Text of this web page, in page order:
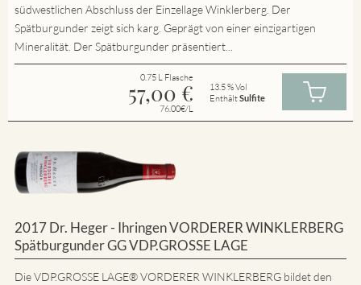
südwestlichen Abschluss der Einzellage Winklerberg. Der
Spätburgunder zeigt sich karg. Geprägt von einer einzigartigen
Mineralität. Der Spätburgunder präsentiert...
0.75 L Flasche
57,00 €
76.00€/L
13.5 % Vol
EnthältSulfite
2017 Dr. Heger - Ihringen VORDERER WINKLERBERG
Spätburgunder GG VDP.GROSSE LAGE
Die VDP.GROSSE LAGE® VORDERER WINKLERBERG bildet den